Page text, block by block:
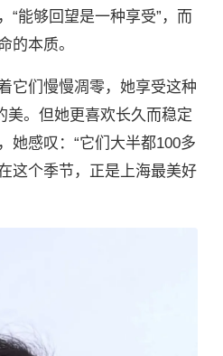
“能够回望是一种享受”，而
的本质。
它们慢慢凋零，她享受这种
美。但她更喜欢长久而稳定
她感叹：“它们大半都100多
这个季节，正是上海最美好